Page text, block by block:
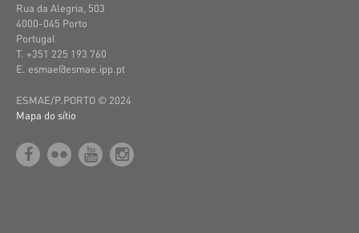
Rua da Alegria, 503
4000-045 Porto
Portugal
T. +351 225 193 760
E. esmae@esmae.ipp.pt
ESMAE/P.PORTO © 2024
Mapa do sítio